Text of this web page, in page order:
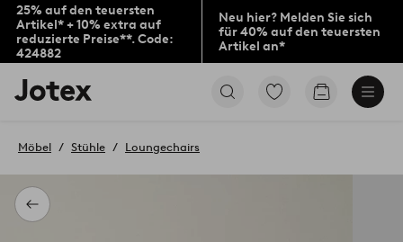
25% auf den teuersten
Artikel* + 10% extra auf
reduzierte Preise**. Code:
424882
Neu hier? Melden Sie sich
für 40% auf den teuersten
Artikel an*
Jotex-
Logo
Startseite
Zu
Produkten
Zum
Zurück
Möbel Stühle Loungechairs